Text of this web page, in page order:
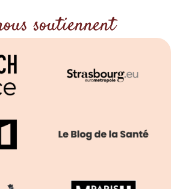
soutiennent